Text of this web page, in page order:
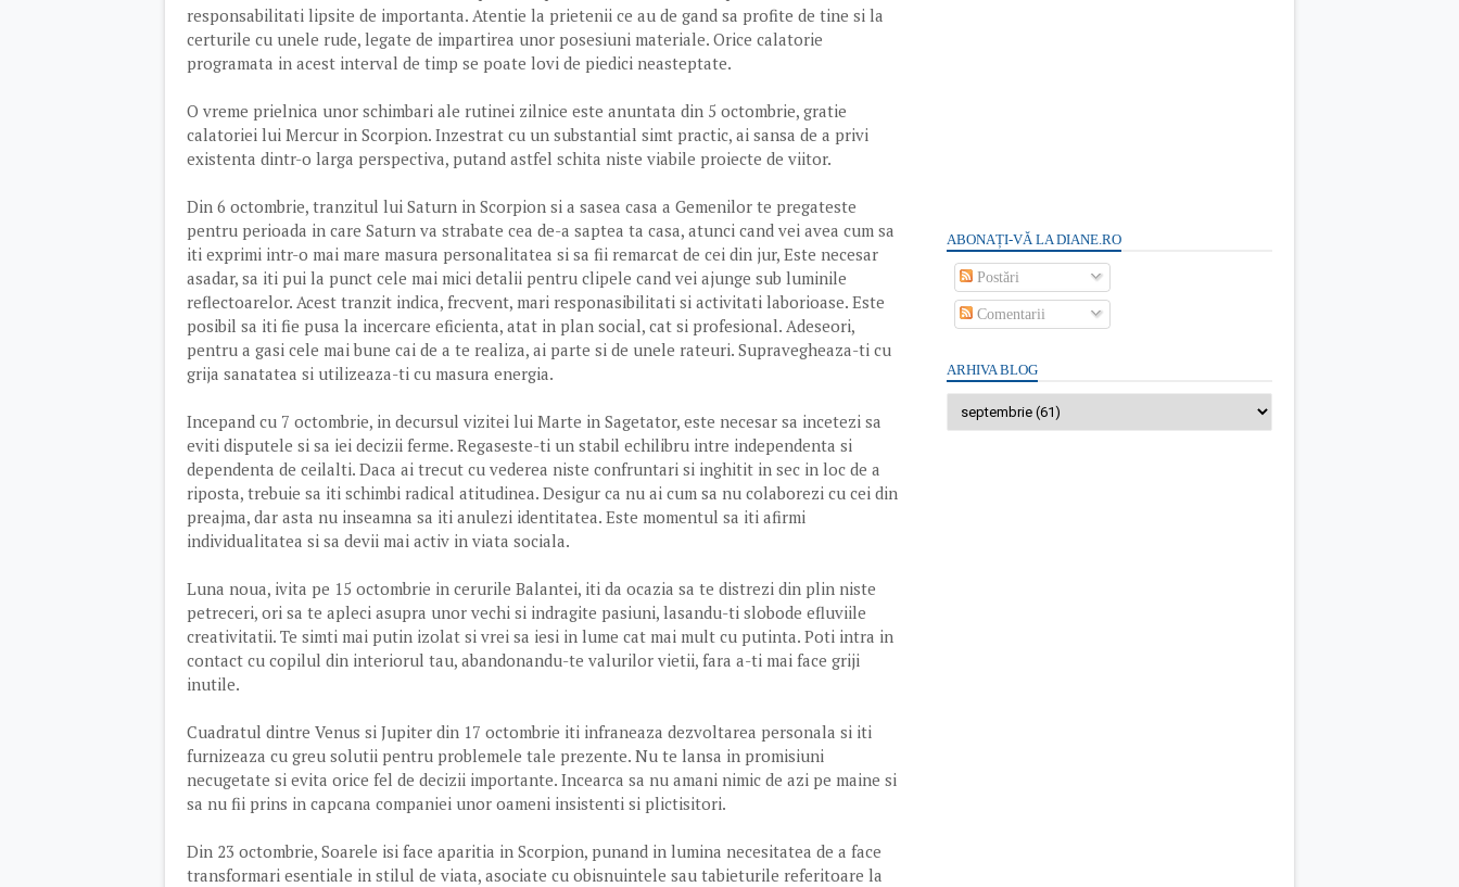
responsabilitati lipsite de importanta. Atentie la prietenii ce au de gand sa profite de tine si la
certurile cu unele rude, legate de impartirea unor posesiuni materiale. Orice calatorie
programata in acest interval de timp se poate lovi de piedici neasteptate.
O vreme prielnica unor schimbari ale rutinei zilnice este anuntata din 5 octombrie, gratie
calatoriei lui Mercur in Scorpion. Inzestrat cu un substantial simt practic, ai sansa de a privi
existenta dintr-o larga perspectiva, putand astfel schita niste viabile proiecte de viitor.
Din 6 octombrie, tranzitul lui Saturn in Scorpion si a sasea casa a Gemenilor te pregateste
pentru perioada in care Saturn va strabate cea de-a saptea ta casa, atunci cand vei avea cum sa
iti exprimi intr-o mai mare masura personalitatea si sa fii remarcat de cei din jur, Este necesar
asadar, sa iti pui la punct cele mai mici detalii pentru clipele cand vei ajunge sub luminile
reflectoarelor. Acest tranzit indica, frecvent, mari responasibilitati si activitati laborioase. Este
posibil sa iti fie pusa la incercare eficienta, atat in plan social, cat si profesional. Adeseori,
pentru a gasi cele mai bune cai de a te realiza, ai parte si de unele rateuri. Supravegheaza-ti cu
grija sanatatea si utilizeaza-ti cu masura energia.
Incepand cu 7 octombrie, in decursul vizitei lui Marte in Sagetator, este necesar sa incetezi sa
eviti disputele si sa iei decizii ferme. Regaseste-ti un stabil echilibru intre independenta si
dependenta de ceilalti. Daca ai trecut cu vederea niste confruntari si inghitit in sec in loc de a
riposta, trebuie sa iti schimbi radical atitudinea. Desigur ca nu ai cum sa nu colaborezi cu cei din
preajma, dar asta nu inseamna sa iti anulezi identitatea. Este momentul sa iti afirmi
individualitatea si sa devii mai activ in viata sociala.
Luna noua, ivita pe 15 octombrie in cerurile Balantei, iti da ocazia sa te distrezi din plin niste
petreceri, ori sa te apleci asupra unor vechi si indragite pasiuni, lasandu-ti slobode efluviile
creativitatii. Te simti mai putin izolat si vrei sa iesi in lume cat mai mult cu putinta. Poti intra in
contact cu copilul din interiorul tau, abandonandu-te valurilor vietii, fara a-ti mai face griji
inutile.
Cuadratul dintre Venus si Jupiter din 17 octombrie iti infraneaza dezvoltarea personala si iti
furnizeaza cu greu solutii pentru problemele tale prezente. Nu te lansa in promisiuni
necugetate si evita orice fel de decizii importante. Incearca sa nu amani nimic de azi pe maine si
sa nu fii prins in capcana companiei unor oameni insistenti si plictisitori.
Din 23 octombrie, Soarele isi face aparitia in Scorpion, punand in lumina necesitatea de a face
transformari esentiale in stilul de viata, asociate cu obisnuintele sau tabieturile referitoare la
ABONAȚI-VĂ LA DIANE.RO
Postări
Comentarii
ARHIVA BLOG